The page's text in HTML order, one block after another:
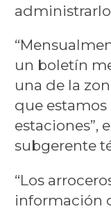
un boletín
una de la
que
estaciones”,
subgerente
“Los
información